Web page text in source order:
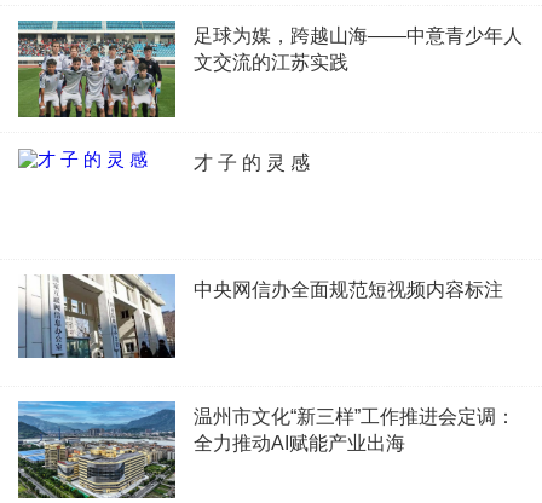
足球为媒，跨越山海——中意青少年人
文交流的江苏实践
才 子 的 灵 感
中央网信办全面规范短视频内容标注
温州市文化“新三样”工作推进会定调：
全力推动AI赋能产业出海